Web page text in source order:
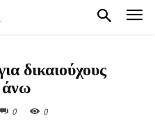
δικαιούχους
άνω
0 0